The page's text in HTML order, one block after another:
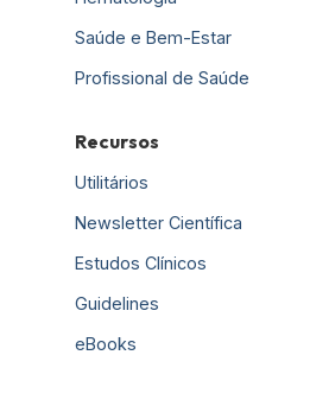
Saúde e Bem-Estar
Profissional de Saúde
Recursos
Utilitários
Newsletter Científica
Estudos Clínicos
Guidelines
eBooks